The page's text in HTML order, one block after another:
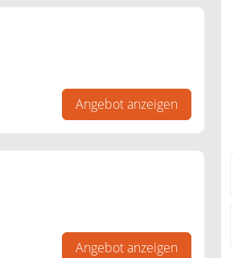
Angebot anzeigen
Angebot anzeigen